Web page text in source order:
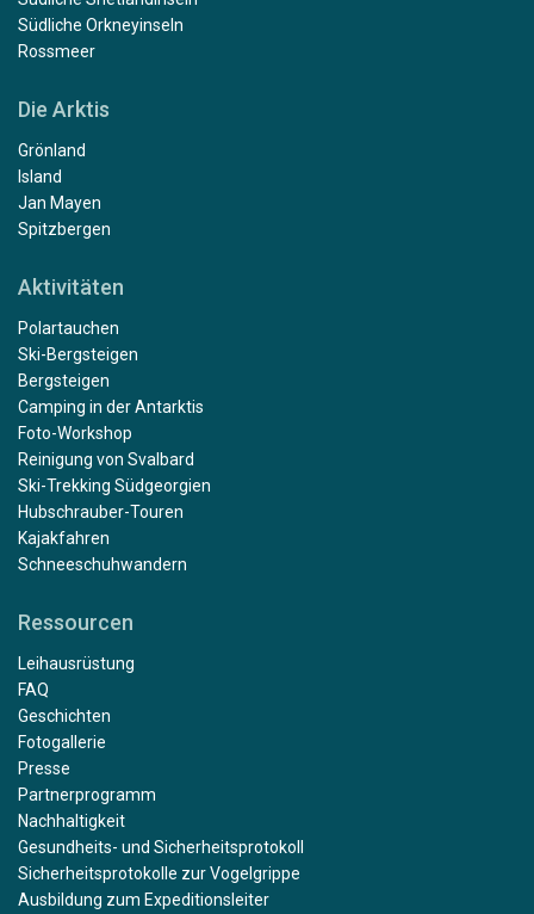
Südliche Orkneyinseln
Rossmeer
Die Arktis
Grönland
Island
Jan Mayen
Spitzbergen
Aktivitäten
Polartauchen
Ski-Bergsteigen
Bergsteigen
Camping in der Antarktis
Foto-Workshop
Reinigung von Svalbard
Ski-Trekking Südgeorgien
Hubschrauber-Touren
Kajakfahren
Schneeschuhwandern
Ressourcen
Leihausrüstung
FAQ
Geschichten
Fotogallerie
Presse
Partnerprogramm
Nachhaltigkeit
Gesundheits- und Sicherheitsprotokoll
Sicherheitsprotokolle zur Vogelgrippe
Ausbildung zum Expeditionsleiter